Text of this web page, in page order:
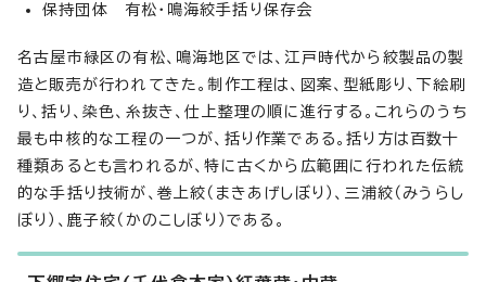
保持団体 有松・鳴海絞手括り保存会
名古屋市緑区の有松、鳴海地区では、江戸時代から絞製品の製
造と販売が行われてきた。制作工程は、図案、型紙彫り、下絵刷
り、括り、染色、糸抜き、仕上整理の順に進行する。これらのうち
最も中核的な工程の一つが、括り作業である。括り方は百数十
種類あるとも言われるが、特に古くから広範囲に行われた伝統
的な手括り技術が、巻上絞（まきあげしぼり）、三浦絞（みうらし
ぼり）、鹿子絞（かのこしぼり）である。